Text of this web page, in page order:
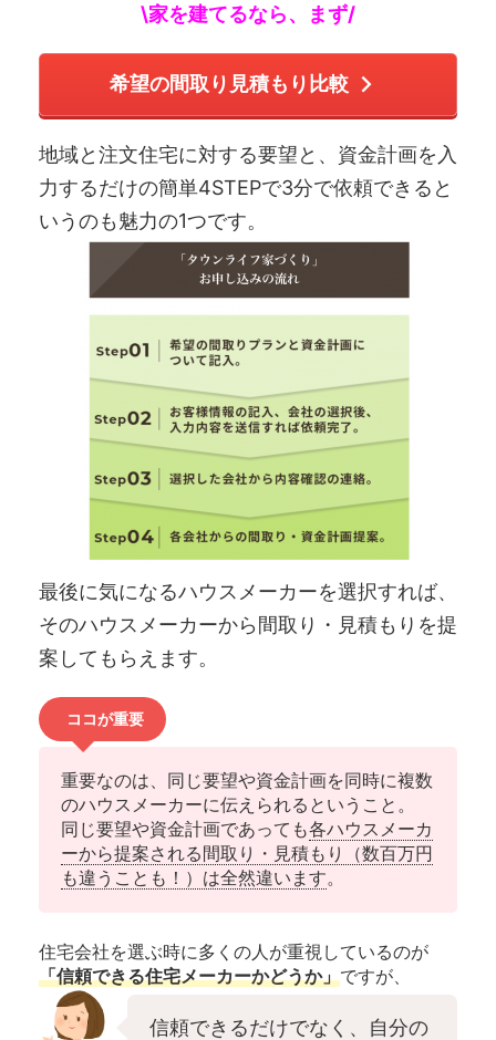
\家を建てるなら、まず/
希望の間取り見積もり比較
地域と注文住宅に対する要望と、資金計画を入
力するだけの簡単4STEPで3分で依頼できると
いうのも魅力の1つです。
最後に気になるハウスメーカーを選択すれば、
そのハウスメーカーから間取り・見積もりを提
案してもらえます。
ココが重要
重要なのは、同じ要望や資金計画を同時に複数
のハウスメーカーに伝えられるということ。
同じ要望や資金計画であっても各ハウスメーカ
ーから提案される間取り・見積もり（数百万円
も違うことも！）は全然違います。
住宅会社を選ぶ時に多くの人が重視しているのが
「信頼できる住宅メーカーかどうか」ですが、
信頼できるだけでなく、自分の